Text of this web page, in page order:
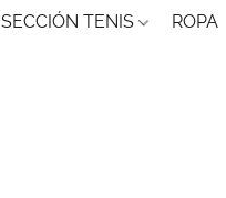
SECCIÓN TENIS ROPA